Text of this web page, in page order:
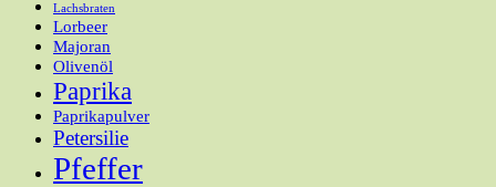
Lachsbraten
Lorbeer
Majoran
Olivenöl
Paprika
Paprikapulver
Petersilie
Pfeffer